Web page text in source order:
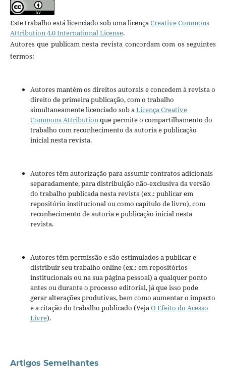
Este trabalho está licenciado sob uma licençaCreative Commons
Attribution 4.0 International License.
Autores que publicam nesta revista concordam com os seguintes
termos:
Autores mantém os direitos autorais e concedem à revista o
direito de primeira publicação, com o trabalho
simultaneamente licenciado sob aLicença Creative
Commons Attributionque permite o compartilhamento do
trabalho com reconhecimento da autoria e publicação
inicial nesta revista.
Autores têm autorização para assumir contratos adicionais
separadamente, para distribuição não-exclusiva da versão
do trabalho publicada nesta revista (ex.: publicar em
repositório institucional ou como capítulo de livro), com
reconhecimento de autoria e publicação inicial nesta
revista.
Autores têm permissão e são estimulados a publicar e
distribuir seu trabalho online (ex.: em repositórios
institucionais ou na sua página pessoal) a qualquer ponto
antes ou durante o processo editorial, já que isso pode
gerar alterações produtivas, bem como aumentar o impacto
e a citação do trabalho publicado (VejaO Efeito do Acesso
Livre).
Artigos Semelhantes